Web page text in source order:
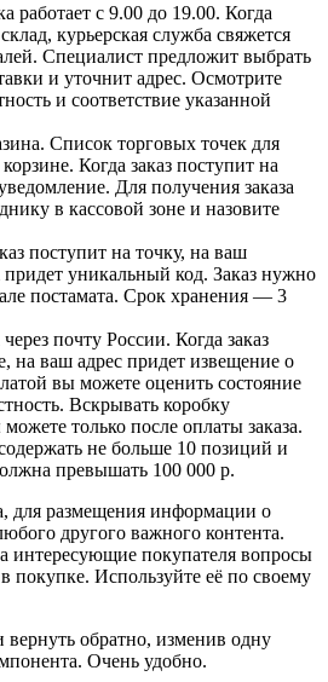
работает с 9.00 до 19.00. Когда
курьерская служба свяжется
Специалист предложит выбрать
и уточнит адрес. Осмотрите
и соответствие указанной
Список торговых точек для
Когда заказ поступит на
Для получения заказа
в кассовой зоне и назовите
поступит на точку, на ваш
уникальный код. Заказ нужно
постамата. Срок хранения — 3
почту России. Когда заказ
на ваш адрес придет извещение о
вы можете оценить состояние
Вскрывать коробку
только после оплаты заказа.
не больше 10 позиций и
превышать 100 000 р.
для размещения информации о
другого важного контента.
интересующие покупателя вопросы
покупке. Используйте её по своему
обратно, изменив одну
Очень удобно.